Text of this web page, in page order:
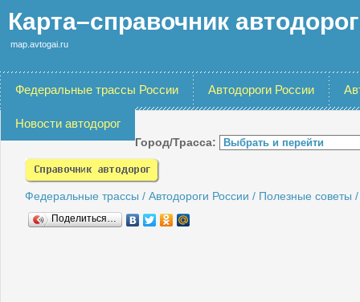
Карта–справочник
map.avtogai.ru
Федеральные трассы России Автодороги России
Новости автодорог
Город/Трасса:
Федеральные трассы / Автодороги России / Полезные советы
Поделиться…